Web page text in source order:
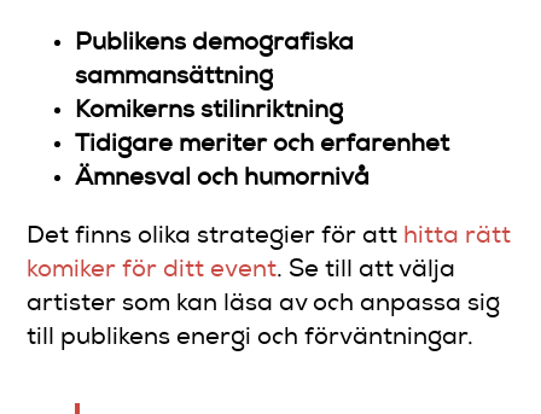
Publikens demografiska
sammansättning
Komikerns stilinriktning
Tidigare meriter och erfarenhet
Ämnesval och humornivå
Det finns olika strategier för att hitta rätt
komiker för ditt event. Se till att välja
artister som kan läsa av och anpassa sig
till publikens energi och förväntningar.